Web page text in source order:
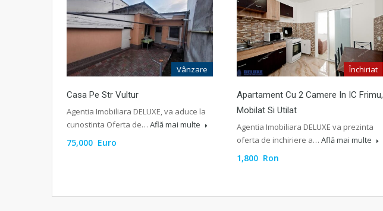
Vânzare
Casa Pe Str Vultur
Agentia Imobiliara DELUXE, va aduce la
cunostinta Oferta de… Află mai multe
75,000 Euro
Închiriat
Apartament Cu 2 Camere In IC Frimu,
Mobilat Si Utilat
Agentia Imobiliara DELUXE va prezinta
oferta de inchiriere a… Află mai multe
1,800 Ron